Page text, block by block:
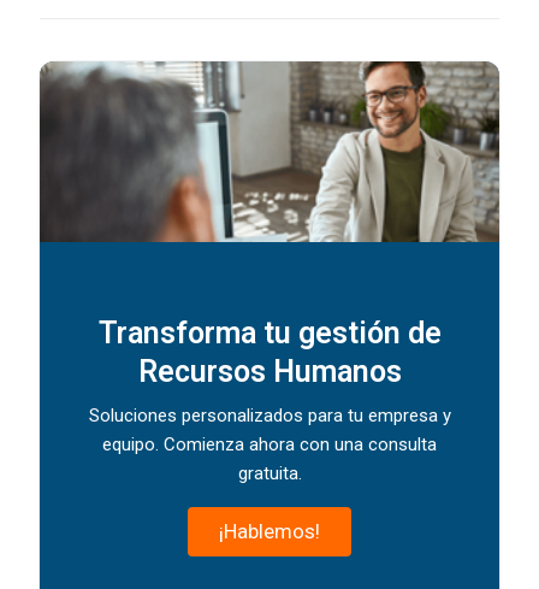
Transforma tu gestión de
Recursos Humanos
Soluciones personalizados para tu empresa y
equipo. Comienza ahora con una consulta
gratuita.
¡Hablemos!